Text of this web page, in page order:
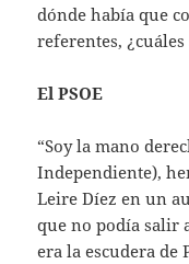
dónde había que
referentes,
El PSOE
“Soy la mano
Independiente),
Leire Díez en un
que no podía salir
era la escudera de